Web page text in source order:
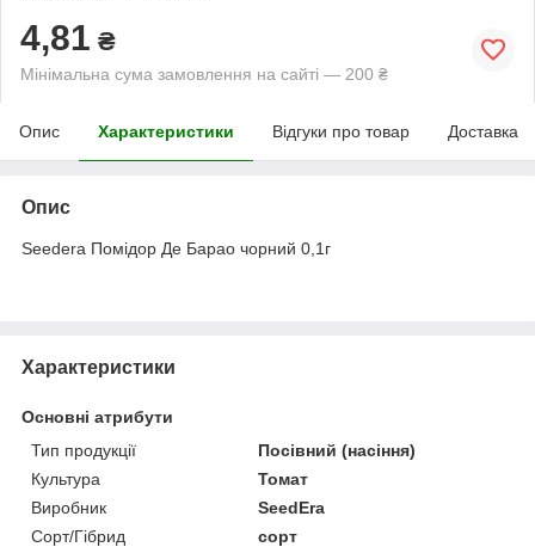
4,81 ₴
Мінімальна сума замовлення на сайті — 200 ₴
Опис Характеристики Відгуки про товар Доставка
Опис
Seedera Помідор Де Барао чорний 0,1г
Характеристики
Основні атрибути
Тип продукції
Посівний (насіння)
Культура
Томат
Виробник
SeedEra
Сорт/Гібрид
сорт